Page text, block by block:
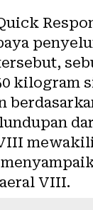
kilogram
VIII.